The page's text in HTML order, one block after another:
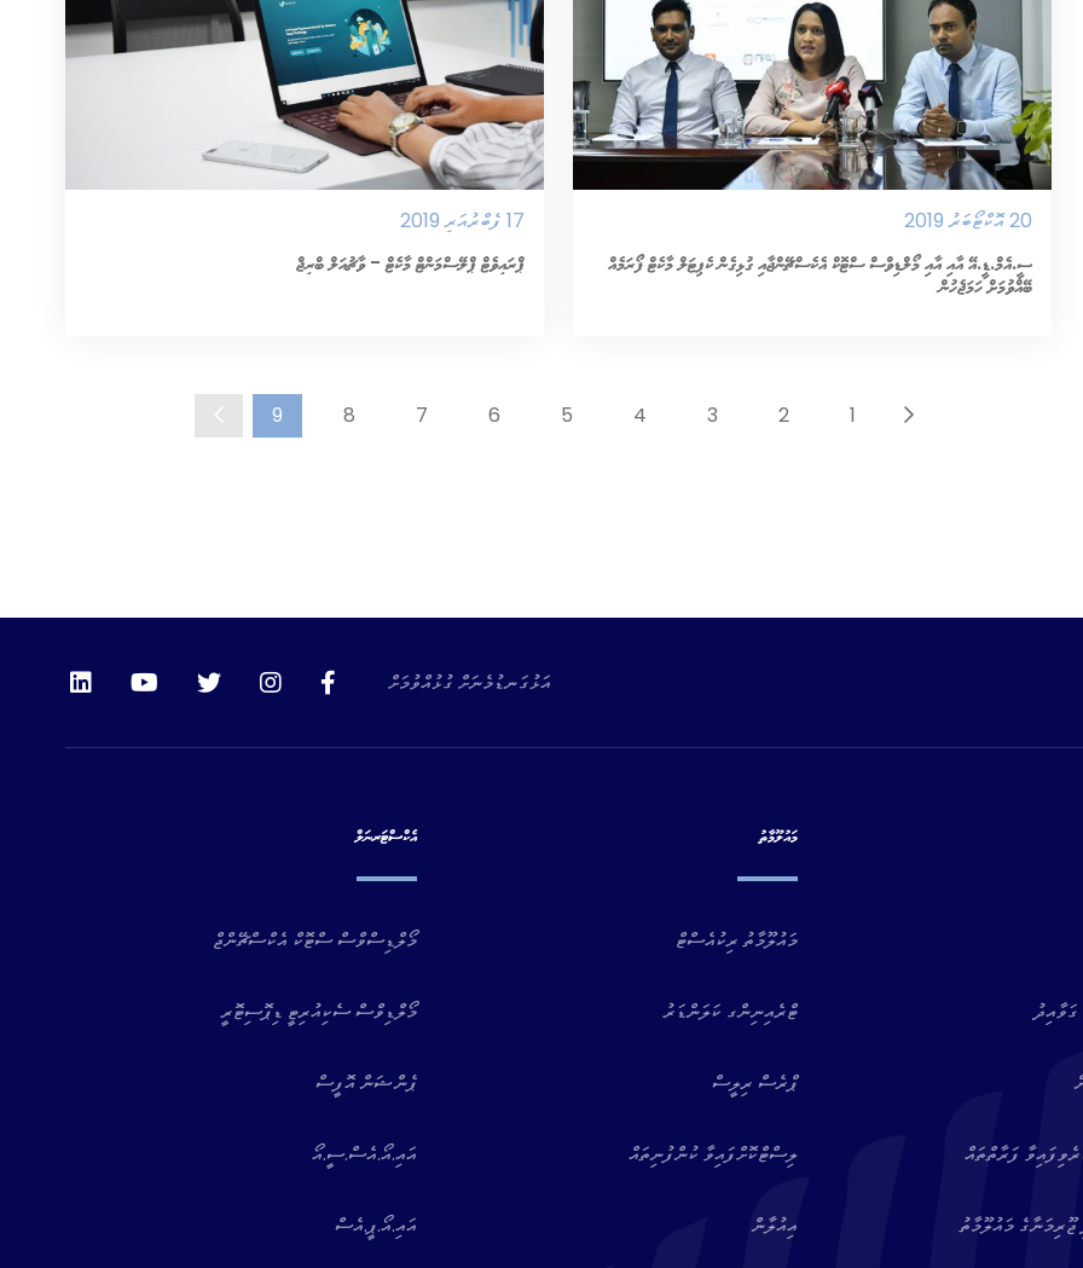
20 އޮކްޓޯބަރު 2019
ސީ.އެމް.ޑީ.އޭ އާއި އާއި މޯލްޑިވްސް ސްޓޮކް އެކެސްޗޭންޖާއި ގުޅިގެން ކެޕިޓަލް މާކެޓް ފޯރަމެއް
ބޭއްވުމަށް ހަމަޖެހުން
17 ފެބްރުއަރީ 2019
ޕްރައިވެޓް ޕްލޭސްމަންޓް މާކެޓް - ވާޗުއަލް ބްރިޖް
1
2
3
4
5
6
7
8
9
އަޅުގަނޑުމެނަށް ގުޅުއްވުމަށް
ފަރާތްތައް
ޖޫރިމަނާގެ މައުލޫމާތު
މައުލޫމާތު
މައުލޫމާތު ރިކުއެސްޓް
ޓްރެއިނިންގ ކަލަންޑަރު
ޕްރެސް ރިލީސް
ލިސްޓްކޮށްފައިވާ ކުންފުނިތައް
އިއުލާން
އެކްސްޓަރނަލް
މޯލްޑިސްވްސް ސްޓޮކް އެކްސްޗޭންޖް
މޯލްޑިވްސް ސެކިއުރިޓީ ޑިޕޮސިޓޮރީ
ޕެންޝަން އޮފީސް
އައި.އޯ.އެސް.ސީ.އޯ
އައި.އޯ.ޕީ.އެސް